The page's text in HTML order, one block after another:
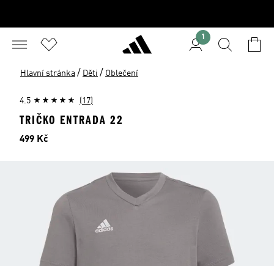
1
Hlavní stránka / Děti / Oblečení
4.5 (17)
TRIČKO ENTRADA 22
Cena
499 Kč